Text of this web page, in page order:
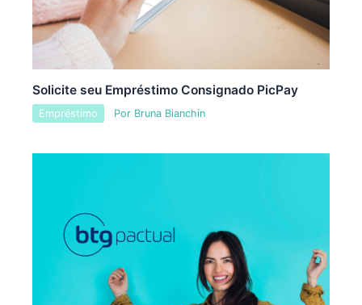
Solicite seu Empréstimo Consignado PicPay
Empréstimo Por Bruna Bianchin